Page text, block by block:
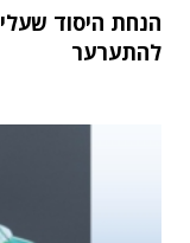
הנחת היסוד
להתערער